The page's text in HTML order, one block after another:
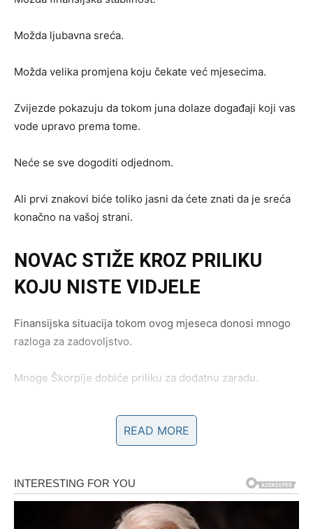
Možda ljubavna sreća.
Možda velika promjena koju čekate već mjesecima.
Zvijezde pokazuju da tokom juna dolaze događaji koji vas
vode upravo prema tome.
Neće se sve dogoditi odjednom.
Ali prvi znakovi biće toliko jasni da ćete znati da je sreća
konačno na vašoj strani.
NOVAC STIŽE KROZ PRILIKU
KOJU NISTE VIDJELE
Finansijska situacija tokom ovog mjeseca donosi mnogo
razloga za zadovoljstvo.
Mnoge Škorpije dobiće priliku za dodatnu zaradu.
Neke će dobiti poslovnu ponudu koju nisu očekivale.
Neke će riješiti pitanje koje ih dugo opterećuje.
Posebno zanimljiv period dolazi sredinom mjeseca kada
se otvaraju vrata jedne veoma važne mogućnosti.
READ MORE